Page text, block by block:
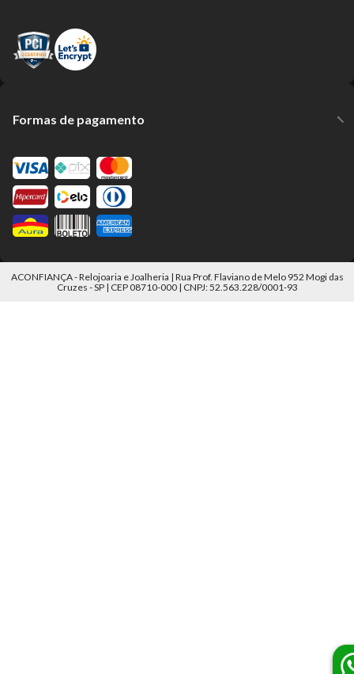
Formas de pagamento
ACONFIANÇA - Relojoaria e Joalheria | Rua Prof. Flaviano de Melo 952 Mogi das
Cruzes - SP | CEP 08710-000 | CNPJ: 52.563.228/0001-93